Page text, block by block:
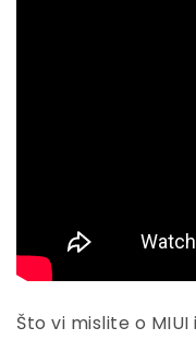
Što vi mislite o